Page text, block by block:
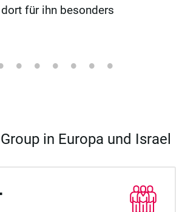
für ihn besonders
in Europa und Israel